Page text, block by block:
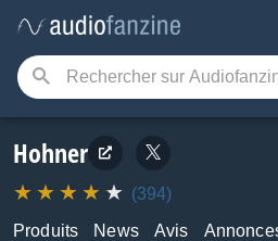
Hohner
(394)
Produits
News Avis